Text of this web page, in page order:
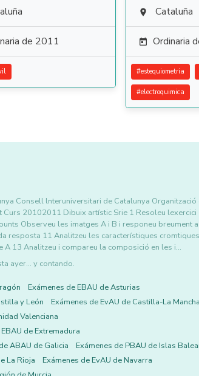
de 2011
 Cataluña
 Ordinaria
#estequiometria
#electroquimica
Consell lnteruniversitari de Catalunya Organització
20102011 Dibuix artístic Srie 1 Resoleu lexercici
Observeu les imatges A i B i responeu breument a
resposta 11 Analitzeu les característiques
13 Analitzeu i compareu la composició en les i…
ayer... y contando.
Exámenes de EBAU de Asturias
y León
Exámenes de EvAU de Castilla-La Mancha
Valenciana
de Extremadura
ABAU de Galicia
Exámenes de PBAU de Islas
La Rioja
Exámenes de EvAU de Navarra